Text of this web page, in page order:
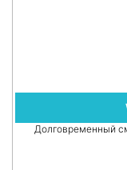
Долговременный